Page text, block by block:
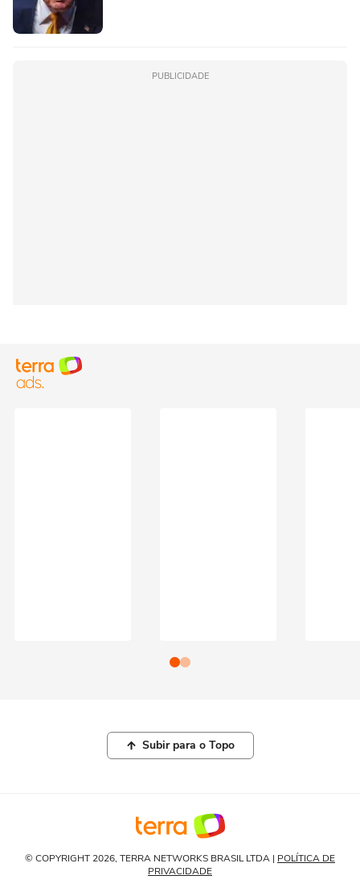
PUBLICIDADE
Subir para o Topo
© COPYRIGHT 2026, TERRA NETWORKS BRASIL LTDA | POLÍTICA DE
PRIVACIDADE